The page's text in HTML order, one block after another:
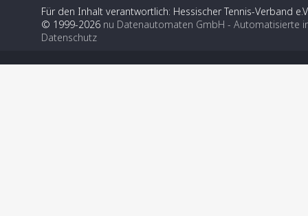
Für den Inhalt verantwortlich: Hessischer Tennis-Verband
© 1999-2026 nu Datenautomaten GmbH - Automatisierte
Datenschutz